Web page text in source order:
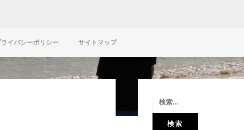
イバシーポリシー サイトマップ
索: